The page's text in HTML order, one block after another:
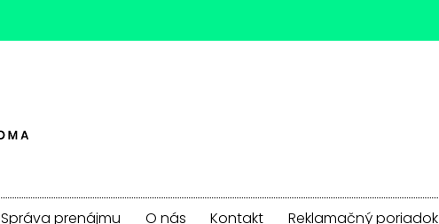
Správa prenájmu O nás Kontakt Reklamačný poriadok